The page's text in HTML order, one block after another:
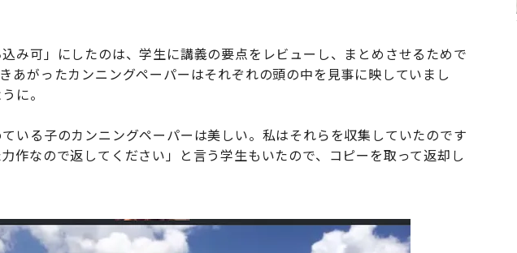
み可」にしたのは、学生に講義の要点をレビューし、まとめさせるためで
あがったカンニングペーパーはそれぞれの頭の中を見事に映していまし
に。
いる子のカンニングペーパーは美しい。私はそれらを収集していたのです
作なので返してください」と言う学生もいたので、コピーを取って返却し